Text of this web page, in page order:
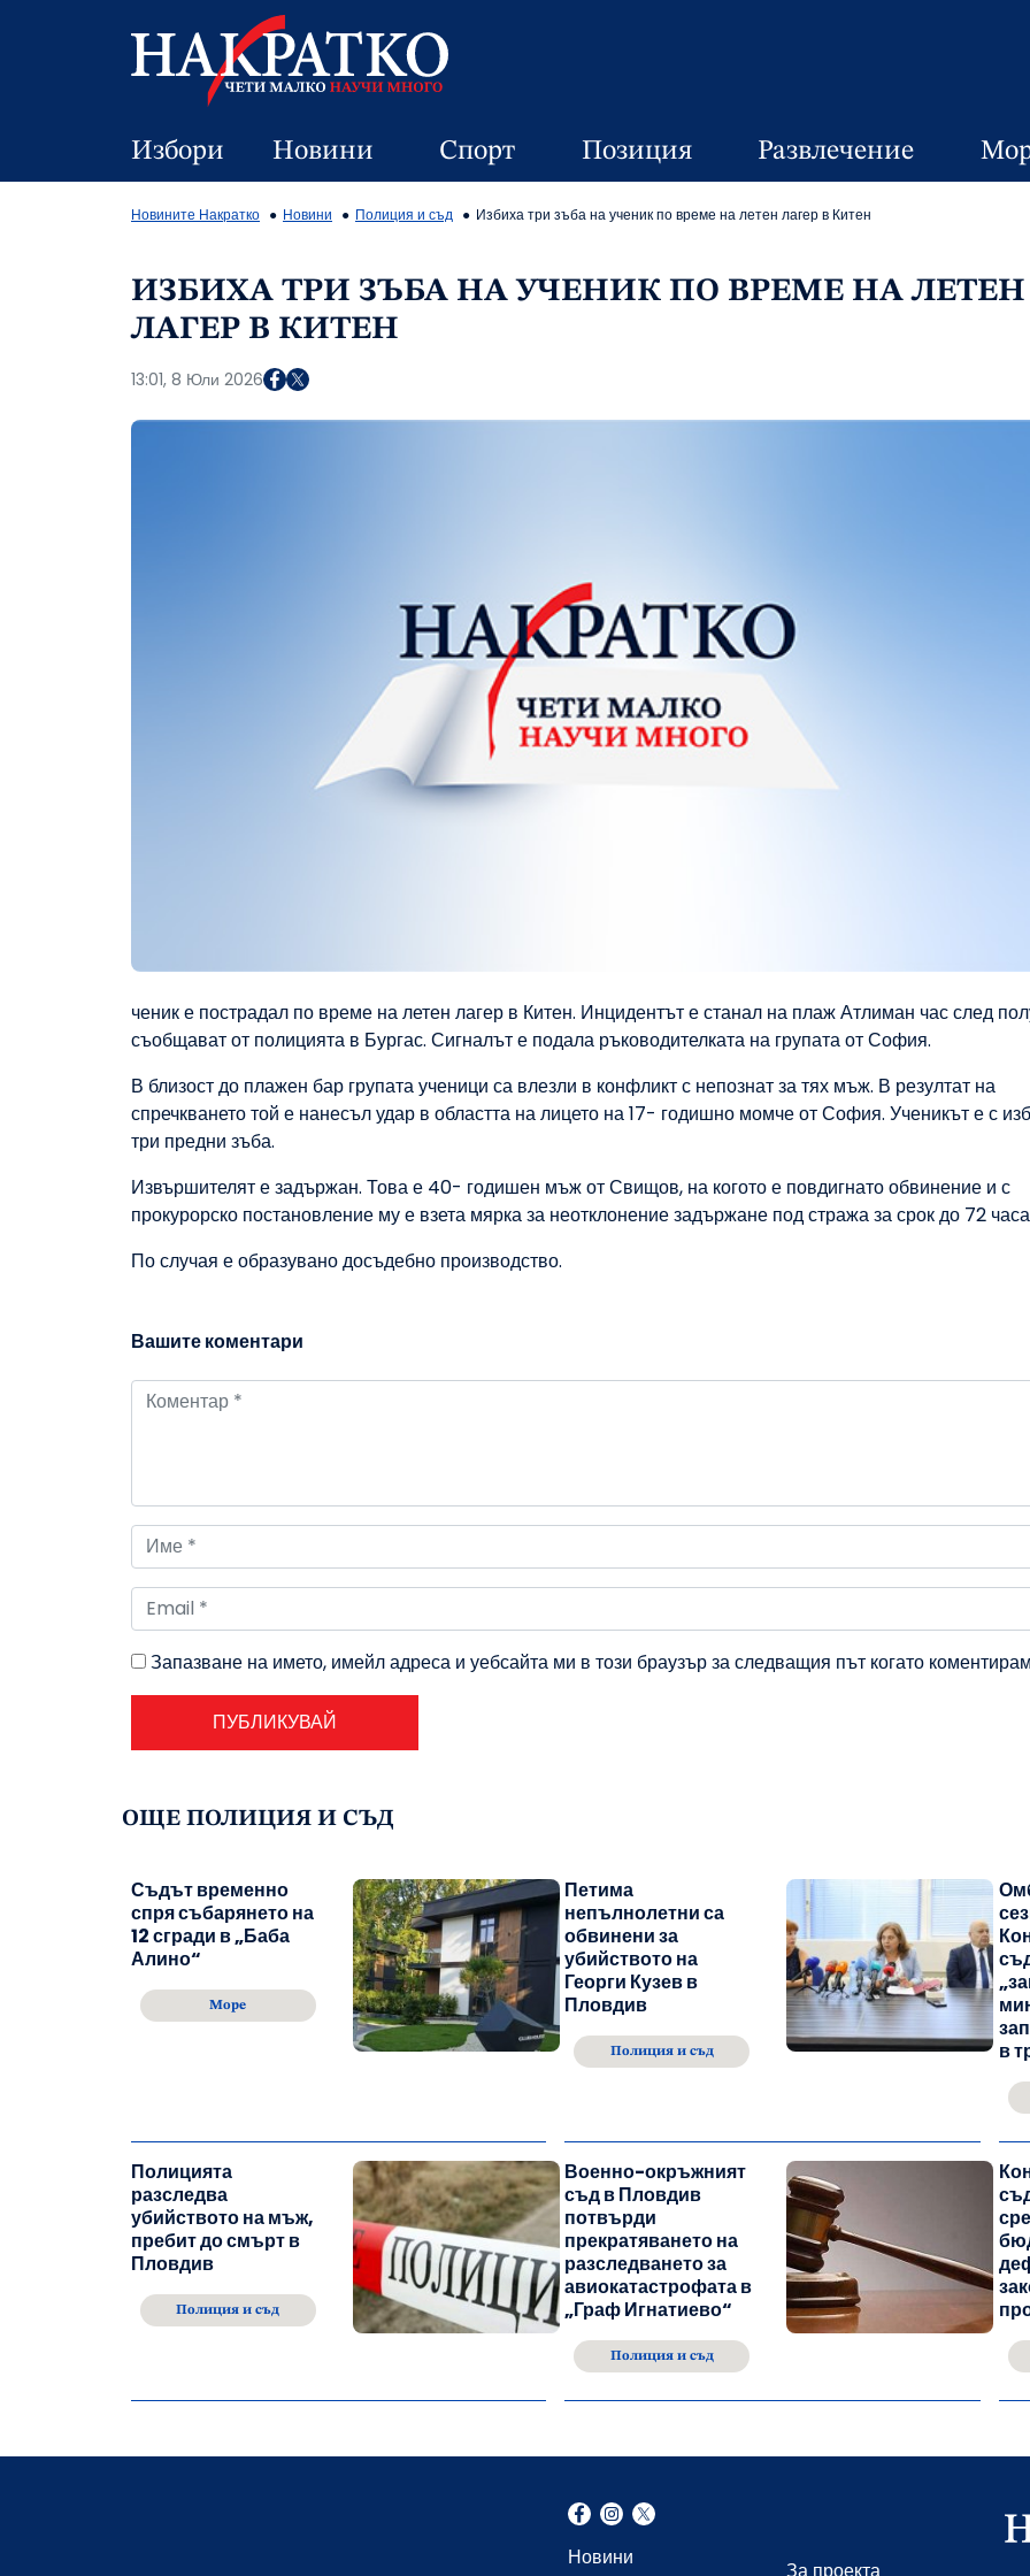
Избори Новини Спорт Позиция Развлечение
Новините Накратко Новини Полиция и съд Избиха три зъба на ученик по време на летен лагер в Китен
ИЗБИХА ТРИ ЗЪБА НА УЧЕНИК ПО ВРЕМЕ НА ЛЕТЕН
ЛАГЕР В КИТЕН
13:01, 8 Юли 2026
ченик е пострадал по време на летен лагер в Китен. Инцидентът е станал на плаж Атлиман час след
съобщават от полицията в Бургас. Сигналът е подала ръководителката на групата от София.
В близост до плажен бар групата ученици са влезли в конфликт с непознат за тях мъж. В резултат на
спречкването той е нанесъл удар в областта на лицето на 17- годишно момче от София. Ученикът е с
три предни зъба.
Извършителят е задържан. Това е 40- годишен мъж от Свищов, на когото е повдигнато обвинение и с
прокурорско постановление му е взета мярка за неотклонение задържане под стража за срок до 72
По случая е образувано досъдебно производство.
Вашите коментари
Запазване на името, имейл адреса и уебсайта ми в този браузър за следващия път когато
ОЩЕ ПОЛИЦИЯ И СЪД
Съдът временно
спря събарянето на
12 сгради в „Баба
Алино“
Море
Петима
непълнолетни са
обвинени за
убийството на
Георги Кузев в
Пловдив
Полиция и съд
в
Полицията
разследва
убийството на мъж,
пребит до смърт в
Пловдив
Полиция и съд
Военно-окръжният
съд в Пловдив
потвърди
прекратяването на
разследването за
авиокатастрофата в
„Граф Игнатиево“
Полиция и съд
Новини
За проекта